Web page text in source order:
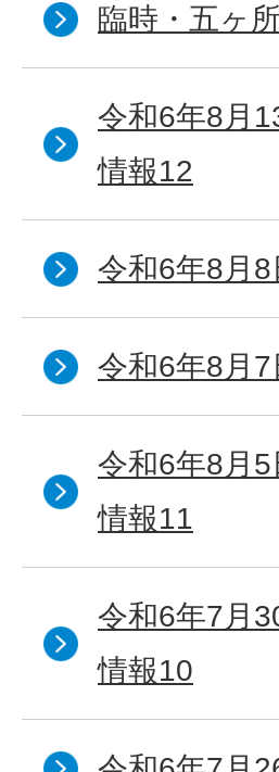
臨時・五ヶ
令和6年8月
情報12
令和6年8月
令和6年8月
令和6年8月
情報11
令和6年7月
情報10